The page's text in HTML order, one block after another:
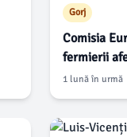
Gorj
Comisia
fermierii
1 lună în urmă